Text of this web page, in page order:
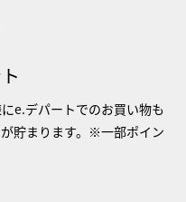
e.デパートでのお買い物も
貯まります。※一部ポイン